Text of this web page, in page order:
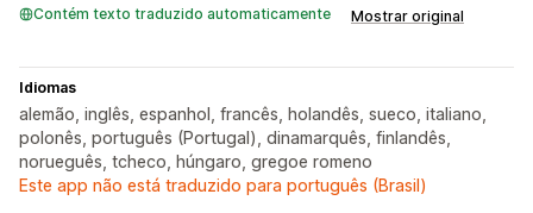
Contém texto traduzido automaticamente Mostrar original
Idiomas
alemão, inglês, espanhol, francês, holandês, sueco, italiano,
polonês, português (Portugal), dinamarquês, finlandês,
norueguês, tcheco, húngaro, gregoe romeno
Este app não está traduzido para português (Brasil)